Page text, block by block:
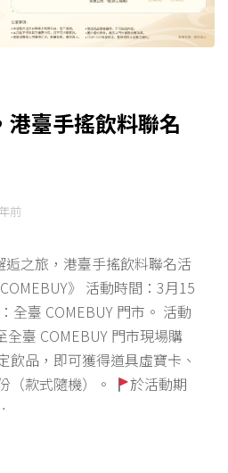
港臺手搖飲料聯名
前
之旅，港臺手搖飲料聯名活
》 活動時間：3月15
全臺 COMEBUY 門市。 活動
全臺 COMEBUY 門市現場購
飲品，即可獲得道具虛寶卡、
（款式隨機）。
於活動期